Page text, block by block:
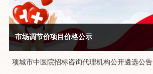
市场调节价项目价格公示
项城市中医院招标咨询代理机构公开遴选公告